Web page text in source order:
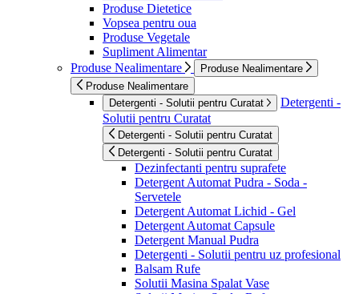
Produse Dietetice
Vopsea pentru oua
Produse Vegetale
Supliment Alimentar
Produse Nealimentare
Produse Nealimentare
Produse Nealimentare
Detergenti - Solutii pentru Curatat
Detergenti -
Solutii pentru Curatat
Detergenti - Solutii pentru Curatat
Detergenti - Solutii pentru Curatat
Dezinfectanti pentru suprafete
Detergent Automat Pudra - Soda -
Servetele
Detergent Automat Lichid - Gel
Detergent Automat Capsule
Detergent Manual Pudra
Detergenti - Solutii pentru uz profesional
Balsam Rufe
Solutii Masina Spalat Vase